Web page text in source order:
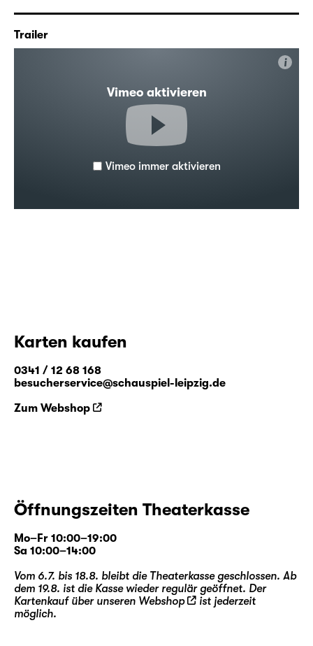
Trailer
Vimeo aktivieren
i
Vimeo immer aktivieren
Karten kaufen
0341 / 12 68 168
besucherservice@schauspiel-leipzig.de
Zum Webshop
Öffnungszeiten Theaterkasse
Mo–Fr 10:00–19:00
Sa 10:00–14:00
Vom 6.7. bis 18.8. bleibt die Theaterkasse geschlossen. Ab
dem 19.8. ist die Kasse wieder regulär geöffnet. Der
Kartenkauf über unseren Webshop
ist jederzeit
möglich.